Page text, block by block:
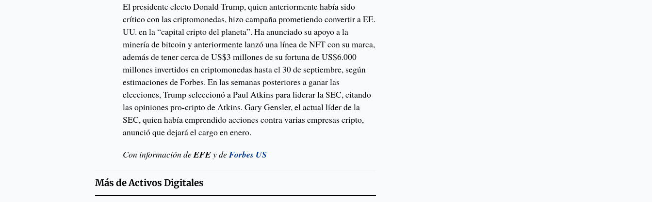
El presidente electo Donald Trump, quien anteriormente había sido
crítico con las criptomonedas, hizo campaña prometiendo convertir a EE.
UU. en la “capital cripto del planeta”. Ha anunciado su apoyo a la
minería de bitcoin y anteriormente lanzó una línea de NFT con su marca,
además de tener cerca de US$3 millones de su fortuna de US$6.000
millones invertidos en criptomonedas hasta el 30 de septiembre, según
estimaciones de Forbes. En las semanas posteriores a ganar las
elecciones, Trump seleccionó a Paul Atkins para liderar la SEC, citando
las opiniones pro-cripto de Atkins. Gary Gensler, el actual líder de la
SEC, quien había emprendido acciones contra varias empresas cripto,
anunció que dejará el cargo en enero.
Con información deEFEy deForbes US
Más deActivos Digitales